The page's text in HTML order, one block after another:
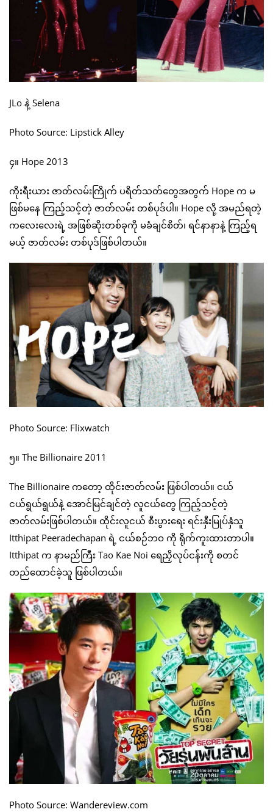
JLo နဲ့ Selena
Photo Source: Lipstick Alley
၄။ Hope 2013
ကိုးရီးယား ဇာတ်လမ်းကြိုက် ပရိတ်သတ်တွေအတွက် Hope က မ
ဖြစ်မနေ ကြည့်သင့်တဲ့ ဇာတ်လမ်း တစ်ပုဒ်ပါ။ Hope လို့ အမည်ရတဲ့
ကလေးလေးရဲ့ အဖြစ်ဆိုးတစ်ခုကို မခံချင်စိတ်၊ ရင်နာနာနဲ့ ကြည့်ရ
မယ့် ဇာတ်လမ်း တစ်ပုဒ်ဖြစ်ပါတယ်။
Photo Source: Flixwatch
၅။ The Billionaire 2011
The Billionaire ကတော့ ထိုင်းဇာတ်လမ်း ဖြစ်ပါတယ်။ ငယ်
ငယ်ရွယ်ရွယ်နဲ့ အောင်မြင်ချင်တဲ့ လူငယ်တွေ ကြည့်သင့်တဲ့
ဇာတ်လမ်းဖြစ်ပါတယ်။ ထိုင်းလူငယ် စီးပွားရေး ရင်းနှီးမြုပ်နှံသူ
Itthipat Peeradechapan ရဲ့ ငယ်စဉ်ဘဝ ကို ရိုက်ကူးထားတာပါ။
Itthipat က နာမည်ကြီး Tao Kae Noi ရေညှိလုပ်ငန်းကို စတင်
တည်ထောင်ခဲ့သူ ဖြစ်ပါတယ်။
Photo Source: Wandereview.com